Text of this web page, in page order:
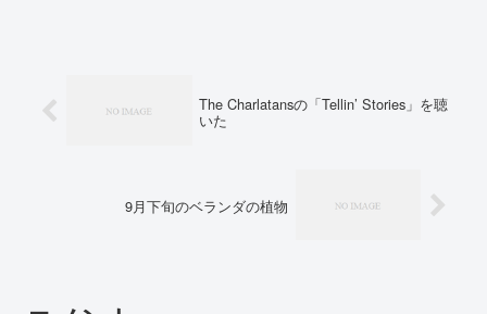
The Charlatansの「Tellin’ Stories」を聴
いた
9月下旬のベランダの植物